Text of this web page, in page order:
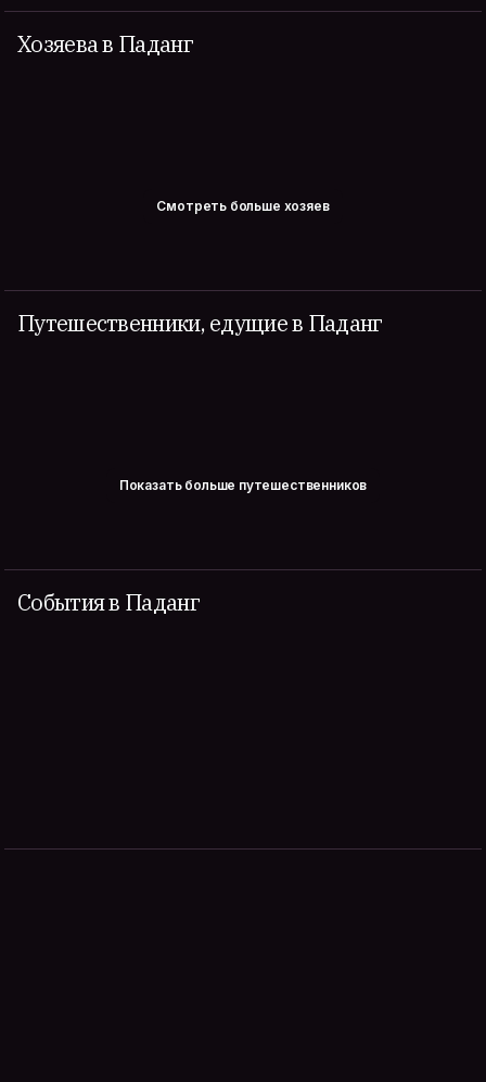
Хозяева в Паданг
Смотреть больше хозяев
Путешественники, едущие в Паданг
Показать больше путешественников
События в Паданг